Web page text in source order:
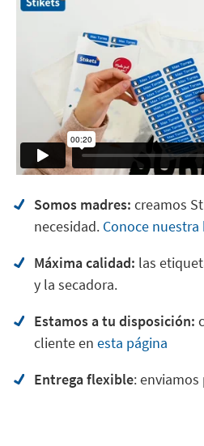
Somos madres: creamos
necesidad. Conoce
Máxima calidad: las
y la secadora.
Estamos a tu disposición:
cliente en esta página
Entrega flexible: